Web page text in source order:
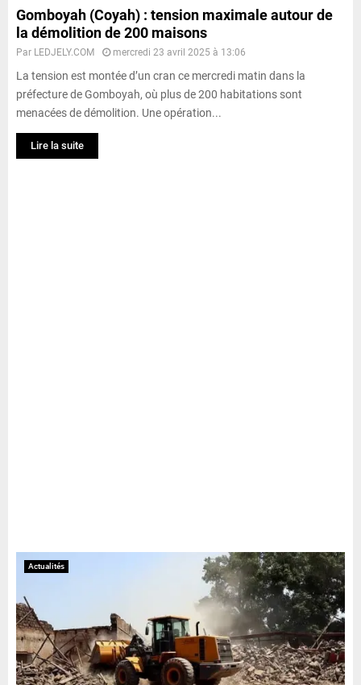
Gomboyah (Coyah) : tension maximale autour de
la démolition de 200 maisons
Par LEDJELY.COM mercredi 23 avril 2025 à 13:06
La tension est montée d’un cran ce mercredi matin dans la
préfecture de Gomboyah, où plus de 200 habitations sont
menacées de démolition. Une opération...
Lire la suite
Actualités